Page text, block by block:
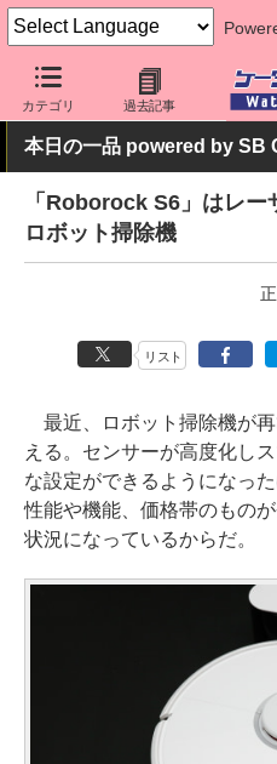
カテゴリ 過去記事
ケータイ Watch 最新技術/その他
本日の一品 powered by SB
「Roborock S6」はレ
ロボット掃除機
リスト
最近、ロボット掃除機が
える。センサーが高度化し
な設定ができるようになっ
性能や機能、価格帯のもの
状況になっているからだ。